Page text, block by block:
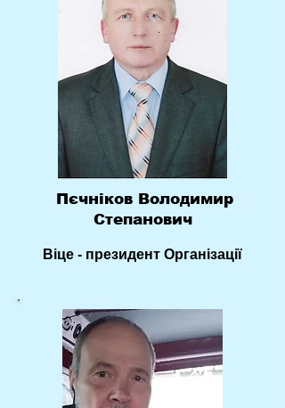
Пєчніков Володимир
Степанович
Віце - президент Організації